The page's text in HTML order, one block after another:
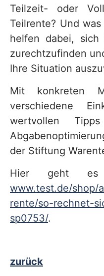
Teilzeit- oder
Teilrente? Und
helfen dabei, sich
zurechtzufinden
Ihre Situation
Mit konkreten
verschiedene
wertvollen
der Stiftung
Hier geht es
www.test.de/shop/
rente/so-rechnet-
sp0753/.
zurück